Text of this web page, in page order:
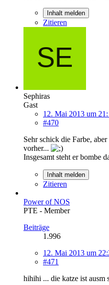
Inhalt melden
Zitieren
Sephiras
Gast
12. Mai 2013 um
#470
Sehr schick die Farbe,
vorher...
Insgesamt steht er bombe
Inhalt melden
Zitieren
Power of NOS
PTE - Member
Beiträge
1.996
12. Mai 2013 um
#471
hihihi ... die katze ist ausm